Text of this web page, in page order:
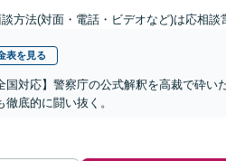
方法(対面・電話・ビデオなど)は応相談
表を見る
国対応】警察庁の公式解釈を高裁で砕
底的に闘い抜く。